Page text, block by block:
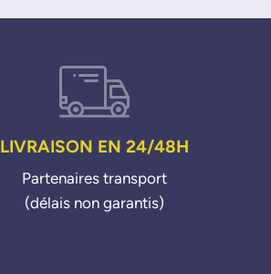
LIVRAISON EN 24/48H
Partenaires transport
(délais non garantis)